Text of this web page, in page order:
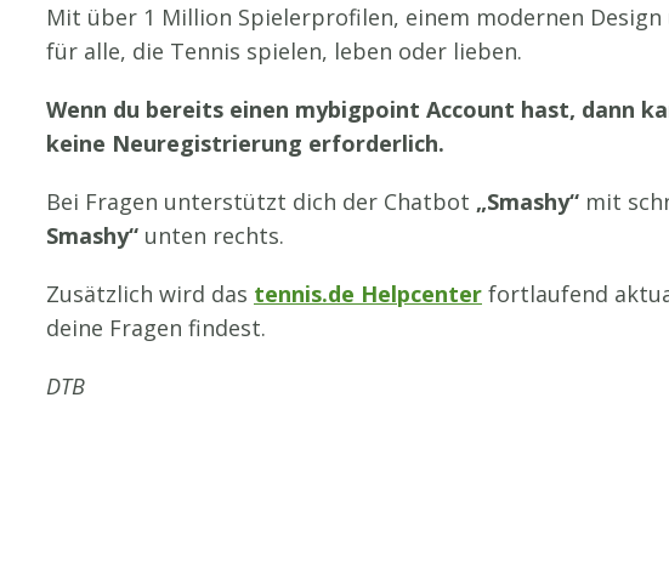
Mit über 1 Million Spielerprofilen, einem modernen
für alle, die Tennis spielen, leben oder lieben.
Wenn du bereits einen mybigpoint Account hast, dann
keine Neuregistrierung erforderlich.
Bei Fragen unterstützt dich der Chatbot „Smashy“ mit
Smashy“ unten rechts.
Zusätzlich wird das tennis.de Helpcenter fortlaufend
deine Fragen findest.
DTB